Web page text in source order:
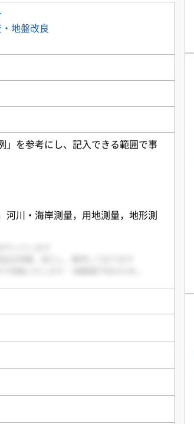
地盤改良
を参考にし、記入できる範囲で事
河川・海岸測量，用地測量，地形測